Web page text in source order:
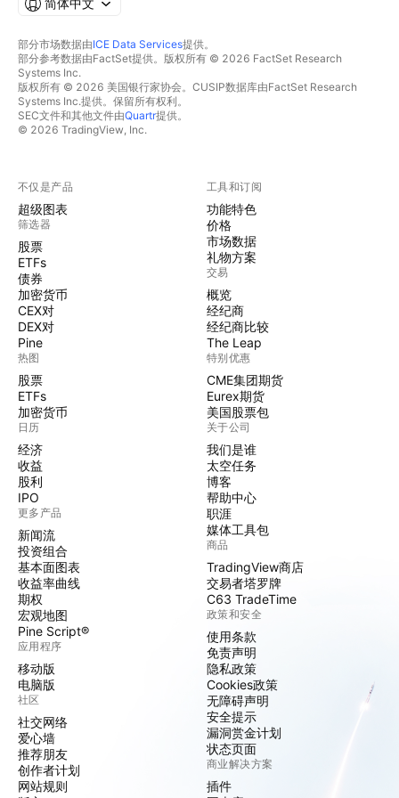
简体中文
部分市场数据由ICE Data Services提供。
部分参考数据由FactSet提供。版权所有 © 2026 FactSet Research
Systems Inc.
版权所有 © 2026 美国银行家协会。CUSIP数据库由FactSet Research
Systems Inc.提供。保留所有权利。
SEC文件和其他文件由Quartr提供。
© 2026 TradingView, Inc.
不仅是产品
超级图表
筛选器
股票
ETFs
债券
加密货币
CEX对
DEX对
Pine
热图
股票
ETFs
加密货币
日历
经济
收益
股利
IPO
更多产品
新闻流
投资组合
基本面图表
收益率曲线
期权
宏观地图
Pine Script®
应用程序
移动版
电脑版
社区
社交网络
爱心墙
推荐朋友
创作者计划
网站规则
工具和订阅
功能特色
价格
市场数据
礼物方案
交易
概览
经纪商
经纪商比较
The Leap
特别优惠
CME集团期货
Eurex期货
美国股票包
关于公司
我们是谁
太空任务
博客
帮助中心
职涯
媒体工具包
商品
TradingView商店
交易者塔罗牌
C63 TradeTime
政策和安全
使用条款
免责声明
隐私政策
Cookies政策
无障碍声明
安全提示
漏洞赏金计划
状态页面
商业解决方案
插件